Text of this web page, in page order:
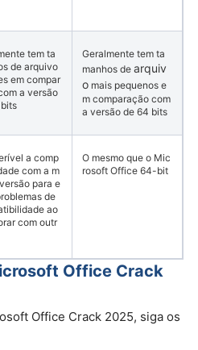
tem ta
de arquivo
em compar
a versão
Geralmente tem ta
manhos de arquiv
o mais pequenos e
m comparação com
a versão de 64 bits
a comp
com a m
para e
de
ao
com outr
O mesmo que o Mic
rosoft Office 64-bit
Office Crack
Office Crack 2025, siga os